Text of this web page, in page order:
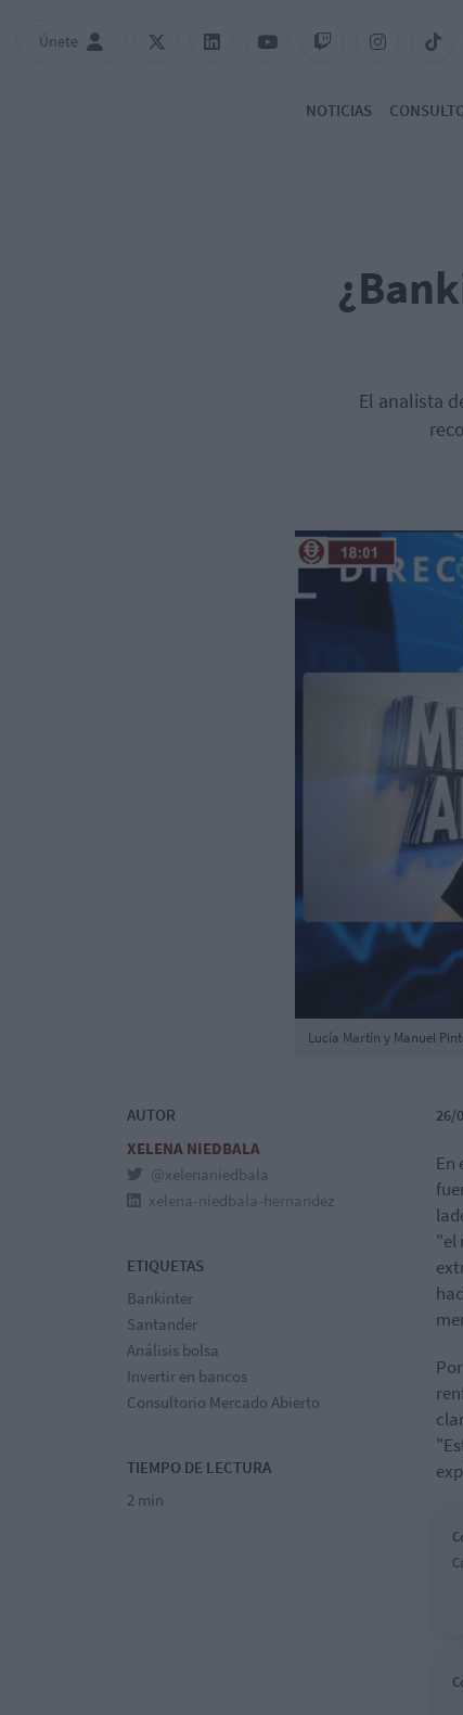
Únete
NOTICIAS
El analista
Lucía Martín y Manuel
AUTOR
XELENA NIEDBALA
@xelenaniedbala
xelena-niedbala-hernandez
ETIQUETAS
Bankinter
Santander
Análisis bolsa
Invertir en bancos
Consultorio Mercado Abierto
TIEMPO DE LECTURA
2 min
26/
En
"el